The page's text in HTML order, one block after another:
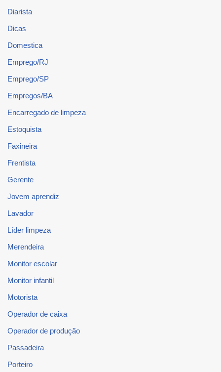
Diarista
Dicas
Domestica
Emprego/RJ
Emprego/SP
Empregos/BA
Encarregado de limpeza
Estoquista
Faxineira
Frentista
Gerente
Jovem aprendiz
Lavador
Líder limpeza
Merendeira
Monitor escolar
Monitor infantil
Motorista
Operador de caixa
Operador de produção
Passadeira
Porteiro